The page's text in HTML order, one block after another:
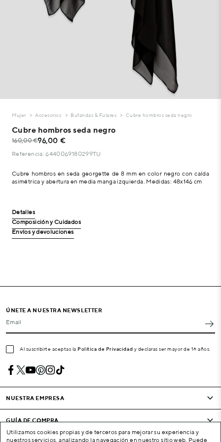
Mujer Accesorios Bufandas & Fulares Cubre hombros seda negro
Cubre hombros seda negro
160,00 €96,00 €
Referencia: 6440069180299TU
Cubre hombros en seda georgette de 8 mm en color negro con caída
asimétrica y abertura en media manga izquierda. Medidas: 48x146 cm
Detalles
Composición y Cuidados
Envíos y devoluciones
ÚNETE A NUESTRA NEWSLETTER
Email
Al suscribirte aceptas la Política de Privacidad y declaras ser mayor de 16 años.
NUESTRA EMPRESA
GUÍA DE COMPRA
Utilizamos cookies propias y de terceros para mejorar su experiencia y
nuestros servicios, analizando la navegación en nuestro sitio web. Puede